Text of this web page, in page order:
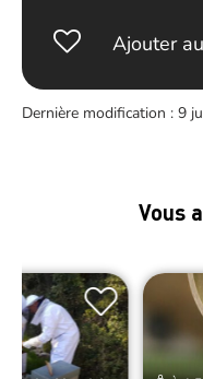
Ajouter
Dernière modification : 9
Vous